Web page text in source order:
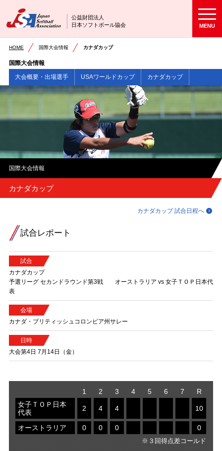
公益財団法人
日本ソフトボール協会
MENU
HOME 国際大会情報 カナダカップ
国際大会情報
大会概要・出場選手
USAワールドカップ カナダカップ
国際大会情報
カナダカップ
カナダカップ 試合日程へ
試合レポート
試合
カナダカップ
予選リーグ セカンドラウンド第3戦 オーストラリア vs 女子ＴＯＰ日本代
表
会場
カナダ・ブリティッシュコロンビア州サレー
日時
大会第4日 7月14日（金）
1 2 3 4 5 6 7
R
女子ＴＯＰ日本
代表
2 4 4 10
オーストラリア 0 0 0 0
※３回得点差コールド